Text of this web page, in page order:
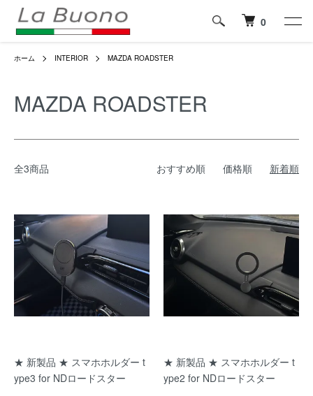
0
ホーム INTERIOR MAZDA ROADSTER
MAZDA ROADSTER
全3商品 おすすめ順 価格順 新着順
★ 新製品 ★ スマホホルダー t
ype3 for NDロードスター
★ 新製品 ★ スマホホルダー t
ype2 for NDロードスター